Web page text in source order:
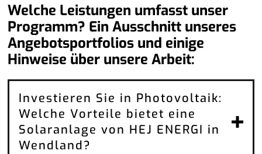
Welche Leistungen umfasst unser
Programm? Ein Ausschnitt unseres
Angebotsportfolios und einige
Hinweise über unsere Arbeit:
Investieren Sie in Photovoltaik:
Welche Vorteile bietet eine
Solaranlage von HEJ ENERGI in
Wendland?